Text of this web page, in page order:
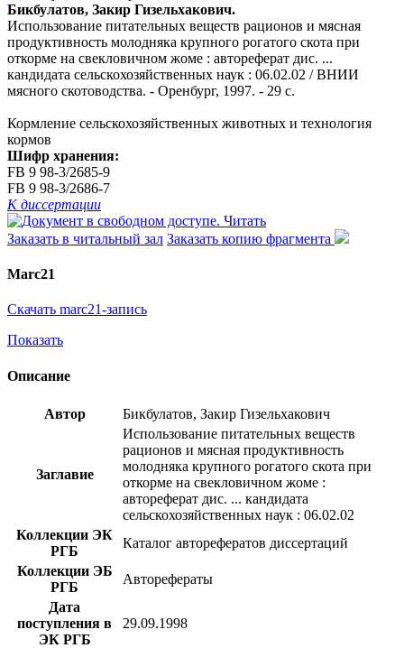
Бикбулатов, Закир Гизельхакович.
Использование питательных веществ рационов и мясная
продуктивность молодняка крупного рогатого скота при
откорме на свекловичном жоме : автореферат дис. ...
кандидата сельскохозяйственных наук : 06.02.02 / ВНИИ
мясного скотоводства. - Оренбург, 1997. - 29 с.
Кормление сельскохозяйственных животных и технология
кормов
Шифр хранения:
FB 9 98-3/2685-9
FB 9 98-3/2686-7
К диссертации
Читать
Заказать в читальный зал Заказать копию фрагмента
Marc21
Скачать marc21-запись
Показать
Описание
Автор Бикбулатов, Закир Гизельхакович
Заглавие
Использование питательных веществ
рационов и мясная продуктивность
молодняка крупного рогатого скота при
откорме на свекловичном жоме :
автореферат дис. ... кандидата
сельскохозяйственных наук : 06.02.02
Коллекции ЭК
РГБ
Каталог авторефератов диссертаций
Коллекции ЭБ
РГБ
Авторефераты
Дата
поступления в
ЭК РГБ
29.09.1998